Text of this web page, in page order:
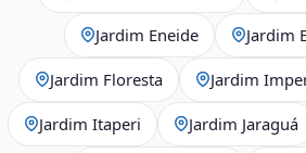
Jardim Eneide Jardim
Jardim Floresta Jardim
Jardim Itaperi Jardim Jaraguá